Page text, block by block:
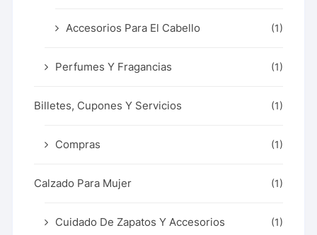
Accesorios Para El Cabello (1)
Perfumes Y Fragancias (1)
Billetes, Cupones Y Servicios (1)
Compras (1)
Calzado Para Mujer (1)
Cuidado De Zapatos Y Accesorios (1)